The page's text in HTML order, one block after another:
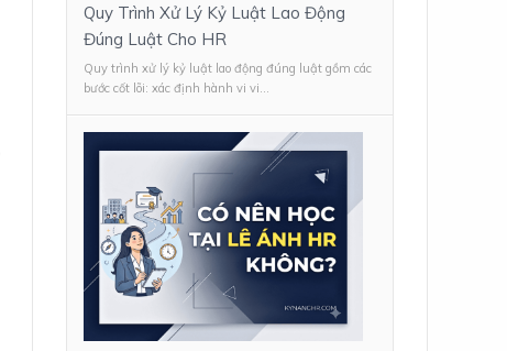
Quy Trình Xử Lý Kỷ Luật Lao Động
Đúng Luật Cho HR
Quy trình xử lý kỷ luật lao động đúng luật gồm các
bước cốt lõi: xác định hành vi vi...